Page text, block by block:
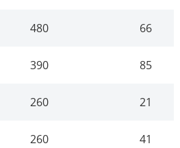
480 66
390 85
260 21
260 41